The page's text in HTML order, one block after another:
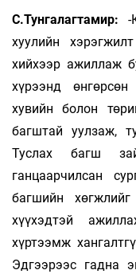
С.Тунгалагтамир: -
хуулийн
хийхээр ажиллаж
хүрээнд
хувийн болон
багштай уулзаж,
Туслах багш
ганцаарчилсан
багшийн
хүүхэдтэй
хүртээмж
Эдгээрээс гадна